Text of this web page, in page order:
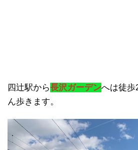
四辻駅から長沢ガーデンへは徒歩
ん歩きます。